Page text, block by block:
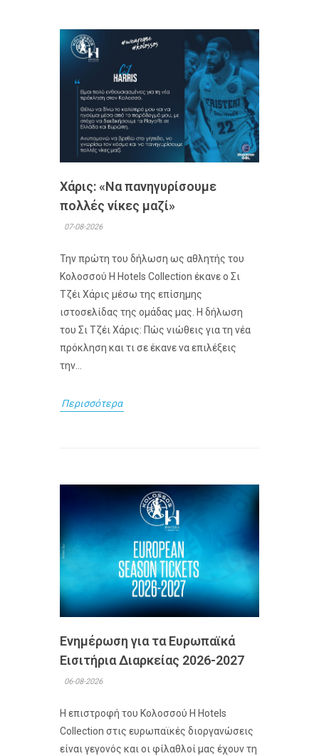
Χάρις: «Να πανηγυρίσουμε
πολλές νίκες μαζί»
07-08-2026
Την πρώτη του δήλωση ως αθλητής του
Κολοσσού H Hotels Collection έκανε ο Σι
Τζέι Χάρις μέσω της επίσημης
ιστοσελίδας της ομάδας μας. Η δήλωση
του Σι Τζέι Χάρις: Πώς νιώθεις για τη νέα
πρόκληση και τι σε έκανε να επιλέξεις
την...
Περισσότερα
Ενημέρωση για τα Ευρωπαϊκά
Εισιτήρια Διαρκείας 2026-2027
06-08-2026
Η επιστροφή του Κολοσσού H Hotels
Collection στις ευρωπαϊκές διοργανώσεις
είναι γεγονός και οι φίλαθλοί μας έχουν τη